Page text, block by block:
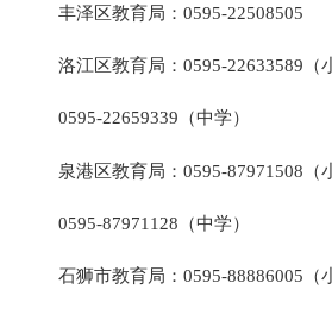
丰泽区教育局：0595-22508505
洛江区教育局：0595-22633589（小
0595-22659339（中学）
泉港区教育局：0595-87971508（小
0595-87971128（中学）
石狮市教育局：0595-88886005（小